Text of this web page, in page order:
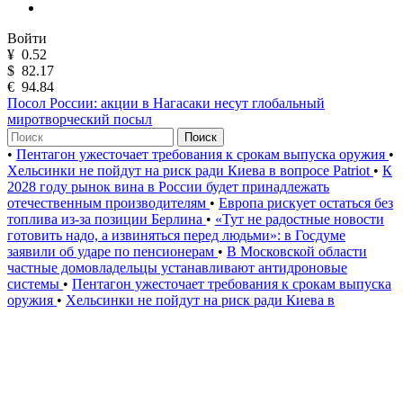
Войти
¥ 0.52
$ 82.17
€ 94.84
Посол России: акции в Нагасаки несут глобальный
миротворческий посыл
Поиск
• Пентагон ужесточает требования к срокам выпуска оружия •
Хельсинки не пойдут на риск ради Киева в вопросе Patriot • К
2028 году рынок вина в России будет принадлежать
отечественным производителям • Европа рискует остаться без
топлива из-за позиции Берлина • «Тут не радостные новости
готовить надо, а извиняться перед людьми»: в Госдуме
заявили об ударе по пенсионерам • В Московской области
частные домовладельцы устанавливают антидроновые
системы • Пентагон ужесточает требования к срокам выпуска
оружия • Хельсинки не пойдут на риск ради Киева в